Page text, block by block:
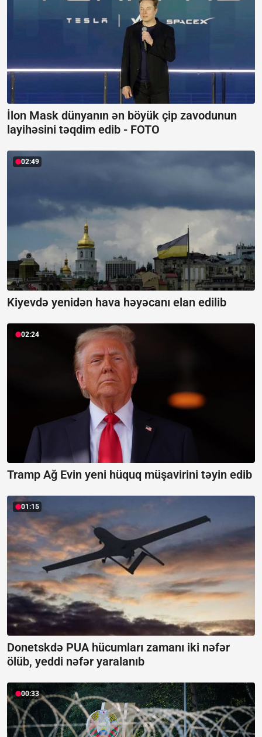
İlon Mask dünyanın ən böyük çip zavodunun
layihəsini təqdim edib - FOTO
02:49
Kiyevdə yenidən hava həyəcanı elan edilib
02:24
Tramp Ağ Evin yeni hüquq müşavirini təyin edib
01:15
Donetskdə PUA hücumları zamanı iki nəfər
ölüb, yeddi nəfər yaralanıb
00:33